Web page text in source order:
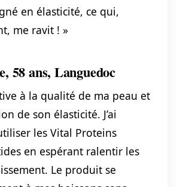
en élasticité, ce qui,
me ravit ! »
58 ans, Languedoc
à la qualité de ma peau et
de son élasticité. J’ai
les Vital Proteins
en espérant ralentir les
Le produit se